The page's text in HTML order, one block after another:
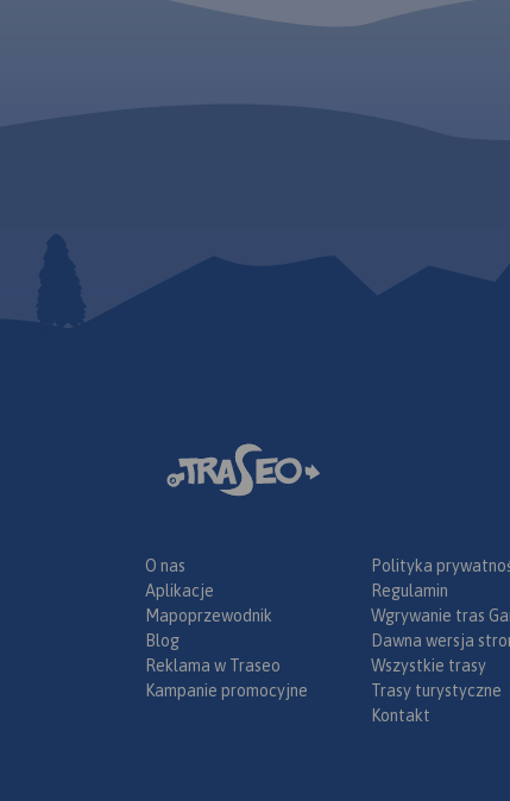
O nas
Aplikacje
Mapoprzewodnik
Blog
Reklama w Traseo
Kampanie promocyjne
Polityka
Regulamin
Wgrywanie tras
Dawna wersja
Wszystkie trasy
Trasy turystyczne
Kontakt